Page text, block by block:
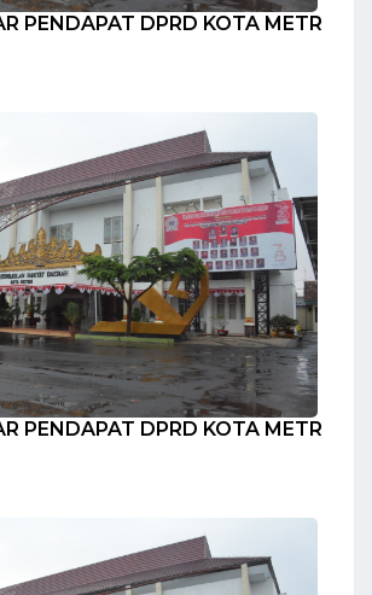
PENDAPAT DPRD KOTA METRO
PENDAPAT DPRD KOTA METRO